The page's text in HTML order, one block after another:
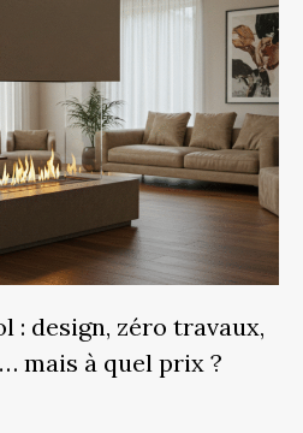
: design, zéro travaux,
mais à quel prix ?